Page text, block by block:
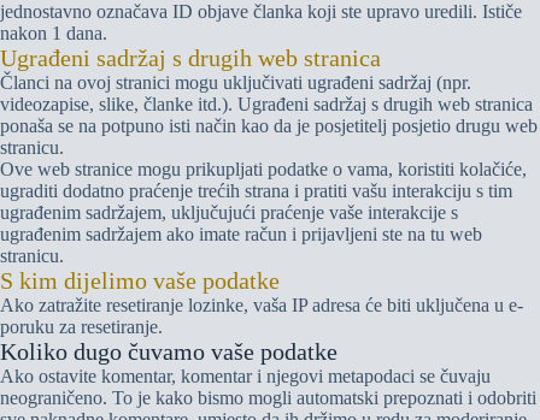
jednostavno označava ID objave članka koji ste upravo uredili. Ističe
nakon 1 dana.
Ugrađeni sadržaj s drugih web stranica
Članci na ovoj stranici mogu uključivati ugrađeni sadržaj (npr.
videozapise, slike, članke itd.). Ugrađeni sadržaj s drugih web stranica
ponaša se na potpuno isti način kao da je posjetitelj posjetio drugu web
stranicu.
Ove web stranice mogu prikupljati podatke o vama, koristiti kolačiće,
ugraditi dodatno praćenje trećih strana i pratiti vašu interakciju s tim
ugrađenim sadržajem, uključujući praćenje vaše interakcije s
ugrađenim sadržajem ako imate račun i prijavljeni ste na tu web
stranicu.
S kim dijelimo vaše podatke
Ako zatražite resetiranje lozinke, vaša IP adresa će biti uključena u e-
poruku za resetiranje.
Koliko dugo čuvamo vaše podatke
Ako ostavite komentar, komentar i njegovi metapodaci se čuvaju
neograničeno. To je kako bismo mogli automatski prepoznati i odobriti